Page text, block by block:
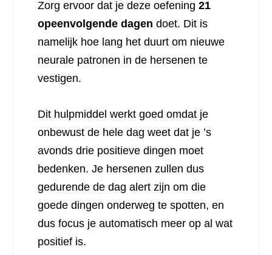
Zorg ervoor dat je deze oefening21
opeenvolgende dagen doet. Dit is
namelijk hoe lang het duurt om nieuwe
neurale patronen in de hersenen te
vestigen.
Dit hulpmiddel werkt goed omdat je
onbewust de hele dag weet dat je ’s
avonds drie positieve dingen moet
bedenken. Je hersenen zullen dus
gedurende de dag alert zijn om die
goede dingen onderweg te spotten, en
dus focus je automatisch meer op al wat
positief is.